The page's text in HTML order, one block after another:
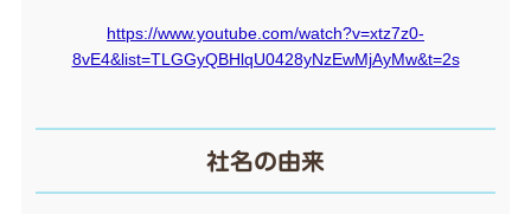
https://www.youtube.com/watch?v=xtz7z0-
8vE4&list=TLGGyQBHlqU0428yNzEwMjAyMw&t=2s
社名の由来